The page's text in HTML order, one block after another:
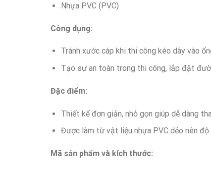
Nhựa PVC (PVC)
Công dụng:
Tránh xước cáp khi thi công kéo dây vào
Tạo sự an toàn trong thi công, lắp đặt
Đặc điểm:
Thiết kế đơn giản, nhỏ gọn giúp dễ dàng
Được làm từ vật liệu nhựa PVC dẻo nên độ
Mã sản phẩm và kích thước: